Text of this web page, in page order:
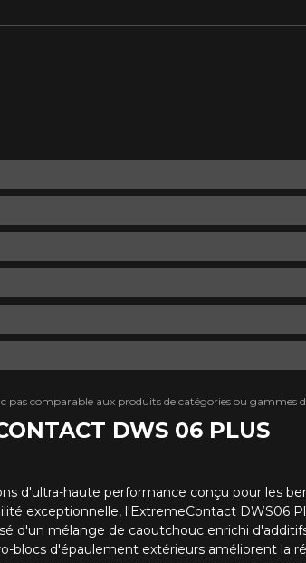
DWS 06 PLUS
d'ultra-haute performance conçu pour les
exceptionnelle, l'ExtremeContact DWS06
d'un mélange de caoutchouc enrichi
blocs d'épaulement extérieurs améliorent la
comparable aux produits de catégories ou gammes
convenant parfaitement à votre recherche
pour votre véhicule, vous devez vérifier